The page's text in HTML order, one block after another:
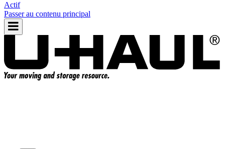
Actif
Passer au contenu principal